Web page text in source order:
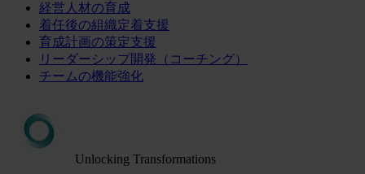
経営人材の育成
着任後の組織定着支援
育成計画の策定支援
リーダーシップ開発（コーチング）
チームの機能強化
Unlocking Transformations